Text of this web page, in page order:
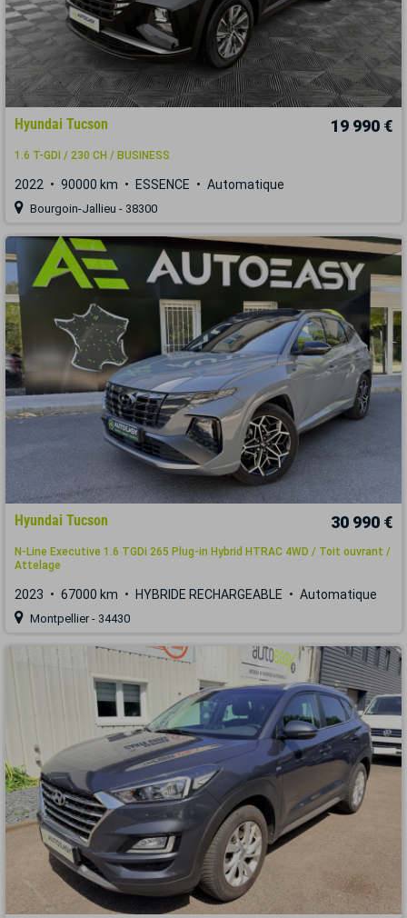
Hyundai Tucson 19 990 €
1.6 T-GDI / 230 CH / BUSINESS
2022 90000 km ESSENCE Automatique
Bourgoin-Jallieu - 38300
Hyundai Tucson 30 990 €
N-Line Executive 1.6 TGDi 265 Plug-in Hybrid HTRAC 4WD / Toit ouvrant /
Attelage
2023 67000 km HYBRIDE RECHARGEABLE Automatique
Montpellier - 34430